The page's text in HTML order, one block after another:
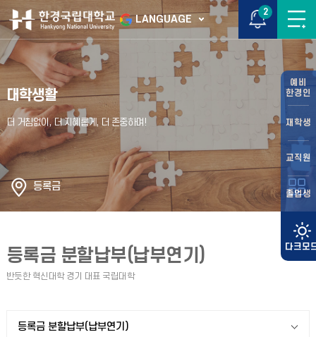
LANGUAGE
2
예비
한경인
재학생
교직원
졸업생
대학생활
등록금
등록금 분할납부(납부연기)
등록금 분할납부(납부연기)